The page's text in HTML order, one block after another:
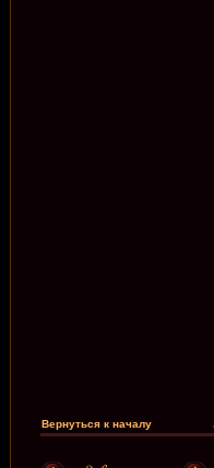
Вернуться к началу